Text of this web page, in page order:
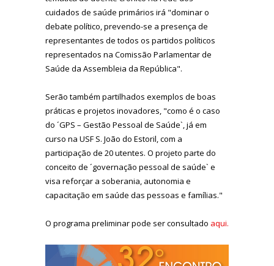
cuidados de saúde primários irá "dominar o
debate político, prevendo-se a presença de
representantes de todos os partidos políticos
representados na Comissão Parlamentar de
Saúde da Assembleia da República".
Serão também partilhados exemplos de boas
práticas e projetos inovadores, "como é o caso
do ´GPS – Gestão Pessoal de Saúde`, já em
curso na USF S. João do Estoril, com a
participação de 20 utentes. O projeto parte do
conceito de ´governação pessoal de saúde` e
visa reforçar a soberania, autonomia e
capacitação em saúde das pessoas e famílias."
O programa preliminar pode ser consultado aqui.